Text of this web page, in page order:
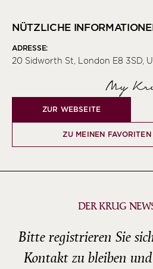
NÜTZLICHE
ADRESSE:
20 Sidworth St, London E8 3SD,
My
ZUR WEBSEITE
ZU MEINEN
DER KRUG
Bitte registrieren Sie
Kontakt zu bleiben